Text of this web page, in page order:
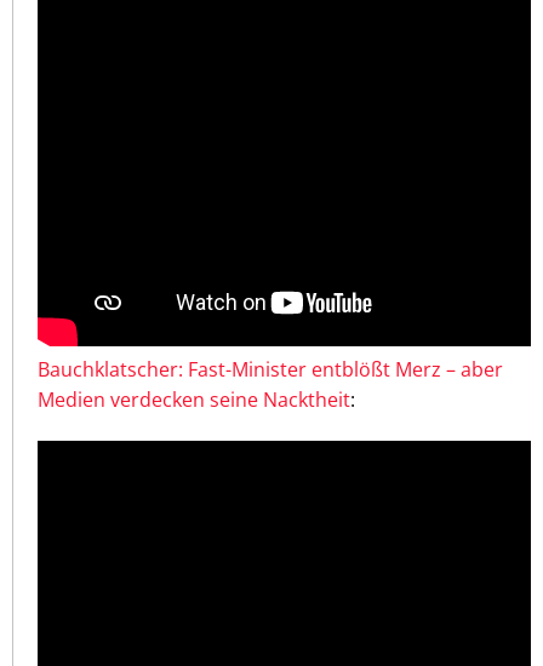
Bauchklatscher: Fast-Minister entblößt Merz – aber
Medien verdecken seine Nacktheit: